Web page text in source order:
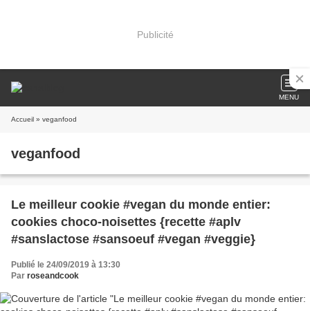
Publicité
MENU
Accueil » veganfood
veganfood
Le meilleur cookie #vegan du monde entier:
cookies choco-noisettes {recette #aplv
#sanslactose #sansoeuf #vegan #veggie}
Publié le 24/09/2019 à 13:30
Par roseandcook